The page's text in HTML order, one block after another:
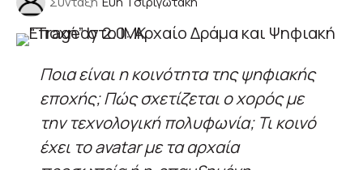
Ποια είναι η κοινότητα της ψηφιακής
εποχής; Πώς σχετίζεται ο χορός με
την τεχνολογική πολυφωνία; Τι κοινό
έχει το avatar με τα αρχαία